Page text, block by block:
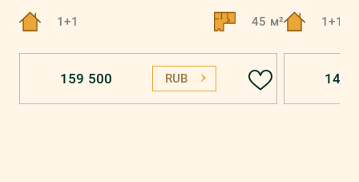
1+1 45 м²
159 500 RUB
1+1
148